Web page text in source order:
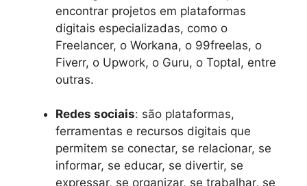
encontrar projetos em plataformas
digitais especializadas, como o
Freelancer, o Workana, o 99freelas, o
Fiverr, o Upwork, o Guru, o Toptal, entre
outras.
Redes sociais: são plataformas,
ferramentas e recursos digitais que
permitem se conectar, se relacionar, se
informar, se educar, se divertir, se
expressar, se organizar, se trabalhar, se